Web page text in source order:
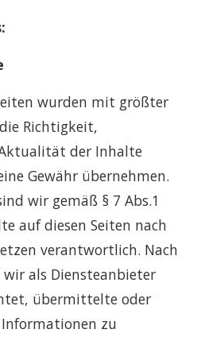
wurden mit größter
Richtigkeit,
der Inhalte
Gewähr übernehmen.
wir gemäß § 7 Abs.1
auf diesen Seiten nach
verantwortlich. Nach
wir als Diensteanbieter
übermittelte oder
zu